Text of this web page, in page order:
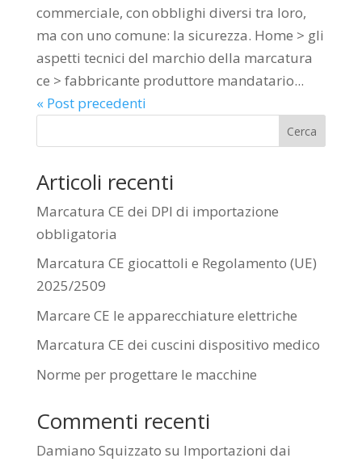
commerciale, con obblighi diversi tra loro,
ma con uno comune: la sicurezza. Home > gli
aspetti tecnici del marchio della marcatura
ce > fabbricante produttore mandatario...
« Post precedenti
Cerca
Articoli recenti
Marcatura CE dei DPI di importazione
obbligatoria
Marcatura CE giocattoli e Regolamento (UE)
2025/2509
Marcare CE le apparecchiature elettriche
Marcatura CE dei cuscini dispositivo medico
Norme per progettare le macchine
Commenti recenti
Damiano Squizzato su Importazioni dai